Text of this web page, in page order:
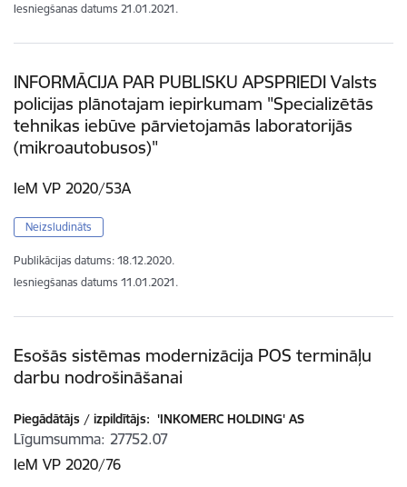
Iesniegšanas datums 21.01.2021.
INFORMĀCIJA PAR PUBLISKU APSPRIEDI Valsts
policijas plānotajam iepirkumam "Specializētās
tehnikas iebūve pārvietojamās laboratorijās
(mikroautobusos)"
IeM VP 2020/53A
Neizsludināts
Publikācijas datums: 18.12.2020.
Iesniegšanas datums 11.01.2021.
Esošās sistēmas modernizācija POS termināļu
darbu nodrošināšanai
Piegādātājs / izpildītājs: 'INKOMERC HOLDING' AS
Līgumsumma 27752.07
IeM VP 2020/76